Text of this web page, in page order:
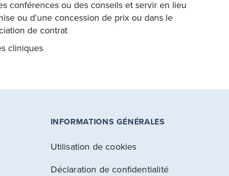
conférences ou des conseils et servir en lieu
ou d'une concession de prix ou dans le
de contrat
cliniques
INFORMATIONS GÉNÉRALES
Utilisation de cookies
Déclaration de confidentialité